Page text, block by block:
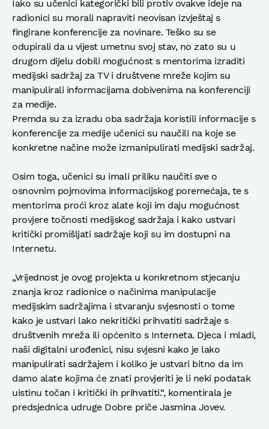
Iako su učenici kategorički bili protiv ovakve ideje na
radionici su morali napraviti neovisan izvještaj s
fingirane konferencije za novinare. Teško su se
odupirali da u vijest umetnu svoj stav, no zato su u
drugom dijelu dobili mogućnost s mentorima izraditi
medijski sadržaj za TV i društvene mreže kojim su
manipulirali informacijama dobivenima na konferenciji
za medije.
Premda su za izradu oba sadržaja koristili informacije s
konferencije za medije učenici su naučili na koje se
konkretne načine može izmanipulirati medijski sadržaj.
Osim toga, učenici su imali priliku naučiti sve o
osnovnim pojmovima informacijskog poremećaja, te s
mentorima proći kroz alate koji im daju mogućnost
provjere točnosti medijskog sadržaja i kako ustvari
kritički promišljati sadržaje koji su im dostupni na
Internetu.
„Vrijednost je ovog projekta u konkretnom stjecanju
znanja kroz radionice o načinima manipulacije
medijskim sadržajima i stvaranju svjesnosti o tome
kako je ustvari lako nekritički prihvatiti sadržaje s
društvenih mreža ili općenito s Interneta. Djeca i mladi,
naši digitalni urođenici, nisu svjesni kako je lako
manipulirati sadržajem i koliko je ustvari bitno da im
damo alate kojima će znati provjeriti je li neki podatak
uistinu točan i kritički ih prihvatiti.“, komentirala je
predsjednica udruge Dobre priče Jasmina Jovev.